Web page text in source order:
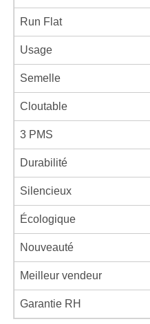
Run Flat
Usage
Semelle
Cloutable
3 PMS
Durabilité
Silencieux
Écologique
Nouveauté
Meilleur vendeur
Garantie RH